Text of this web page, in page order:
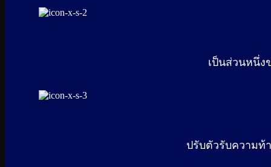
เป็นส่วนหนึ่ง
ปรับตัวรับความท้